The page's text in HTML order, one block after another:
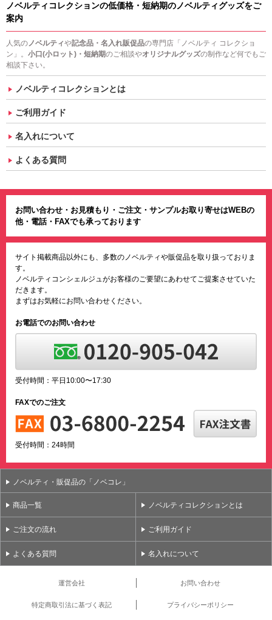
ノベルティコレクションの低価格・短納期のノベルティグッズをご
案内
人気のノベルティや記念品・名入れ販促品の専門店「ノベルティ コレクショ
ン」。 小口(小ロット)・短納期のご相談やオリジナルグッズの制作など何でもご
相談下さい。
ノベルティコレクションとは
ご利用ガイド
名入れについて
よくある質問
お問い合わせ・お見積もり・ご注文・サンプルお取り寄せはWEBの
他・電話・FAXでも承っております
サイト掲載商品以外にも、多数のノベルティや販促品を取り扱っておりま
す。
ノベルティコンシェルジュがお客様のご要望にあわせてご提案させていた
だきます。
まずはお気軽にお問い合わせください。
お電話でのお問い合わせ
受付時間：平日10:00〜17:30
FAXでのご注文
受付時間：24時間
ノベルティ・販促品の「ノベコレ」
商品一覧 ノベルティコレクションとは
ご注文の流れ ご利用ガイド
よくある質問 名入れについて
運営会社 お問い合わせ
特定商取引法に基づく表記 プライバシーポリシー